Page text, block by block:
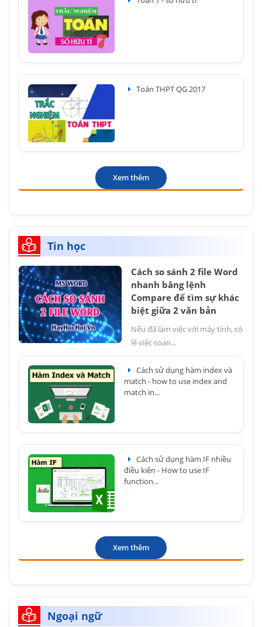
Toán THPT QG 2017
Xem thêm
Tin học
Cách so sánh 2 file Word
nhanh bằng lệnh
Compare để tìm sự khác
biệt giữa 2 văn bản
Nếu đã làm việc với máy tính, có
lẽ việc soạn...
Cách sử dụng hàm index và
match - how to use index and
match in...
Cách sử dụng hàm IF nhiều
điều kiện - How to use IF
function...
Xem thêm
Ngoại ngữ